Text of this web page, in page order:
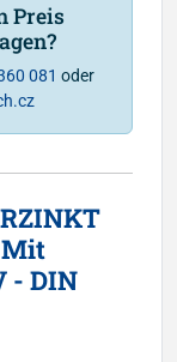
Preis
081 oder
Mit
- DIN